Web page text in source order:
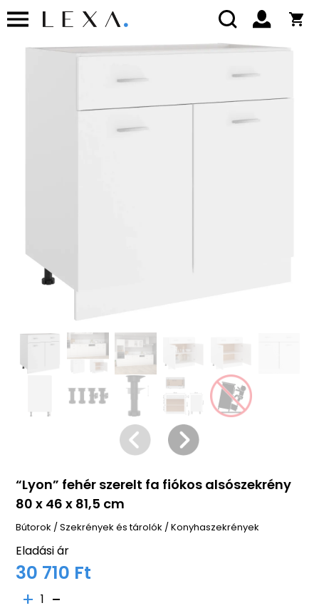
“Lyon” fehér szerelt fa fiókos alsószekrény
80 x 46 x 81,5 cm
Bútorok /Szekrények és tárolók /Konyhaszekrények
Eladási ár
30 710 Ft
1